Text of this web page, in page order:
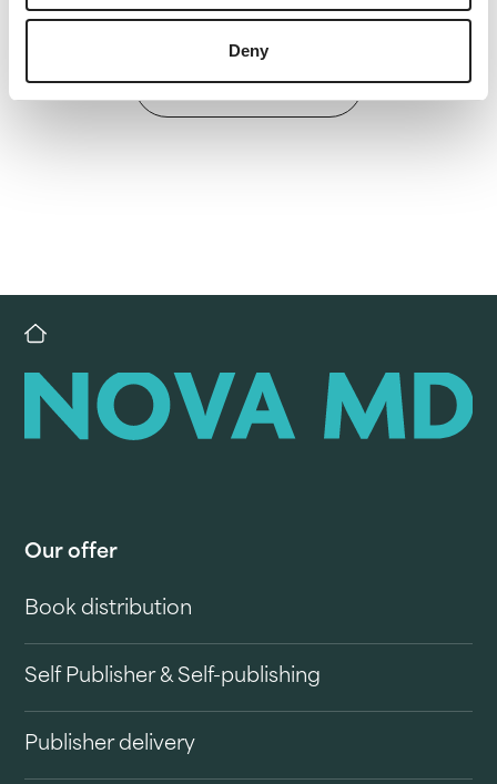
Deny
Back to overview
Our offer
Book distribution
Self Publisher & Self-publishing
Publisher delivery